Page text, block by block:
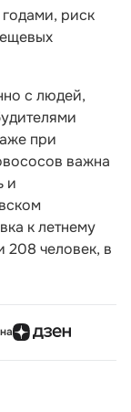
риск
с людей,
при
важна
и
к летнему
208 человек, в